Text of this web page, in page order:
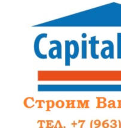
врачу